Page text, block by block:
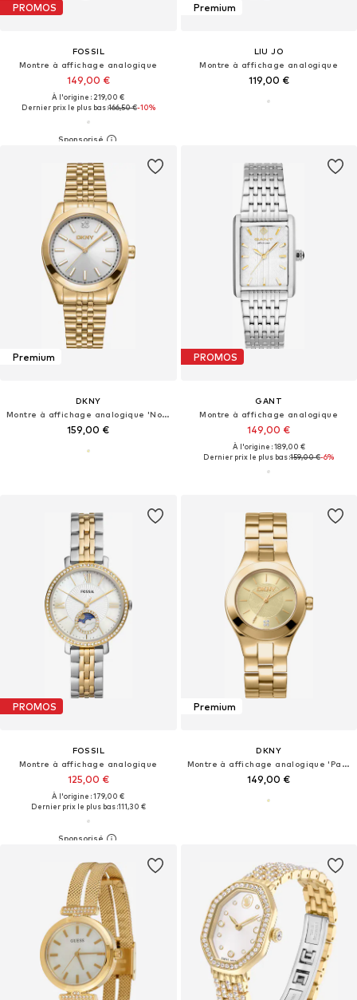
PROMOS
FOSSIL
Montre à affichage analogique
149,00 €
À l'origine : 219,00 €
Dernier prix le plus bas :166,50 €-10%
Premium
LIU JO
Montre à affichage analogique
119,00 €
Premium
DKNY
Montre à affichage analogique 'Nolita Midi'
159,00 €
PROMOS
GANT
Montre à affichage analogique
149,00 €
À l'origine : 189,00 €
Dernier prix le plus bas :159,00 €-6%
PROMOS
FOSSIL
Montre à affichage analogique
125,00 €
À l'origine : 179,00 €
Dernier prix le plus bas :111,30 €
Premium
DKNY
Montre à affichage analogique 'Parsons Midi'
149,00 €